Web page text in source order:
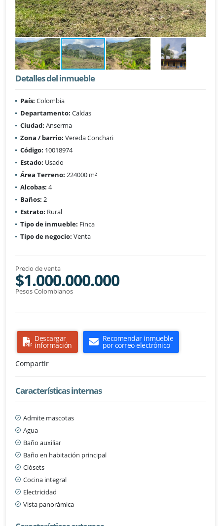
Detalles del inmueble
País: Colombia
Departamento: Caldas
Ciudad: Anserma
Zona / barrio: Vereda Conchari
Código: 10018974
Estado: Usado
Área Terreno: 224000 m²
Alcobas: 4
Baños: 2
Estrato: Rural
Tipo de inmueble: Finca
Tipo de negocio: Venta
Precio de venta
$1.000.000.000
Pesos Colombianos
Descargar
información
Recomendar inmueble
por correo electrónico
Compartir
Características internas
Admite mascotas
Agua
Baño auxiliar
Baño en habitación principal
Clósets
Cocina integral
Electricidad
Vista panorámica